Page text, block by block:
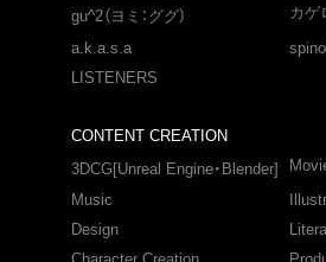
gu^2（ヨミ：ググ）
カゲ
a.k.a.s.a
LISTENERS
CONTENT CREATION
3DCG[Unreal Engine・Blender]
Music
Design